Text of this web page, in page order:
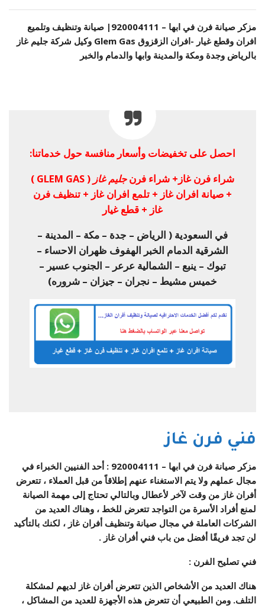
مزكر صيانة فرن في ابها – 920004111 | صيانة وتنظيف وتلميع
افران وقطع غيار -افران الزقزوق Glem Gas وكيل شركة جليم غاز
بالرياض وجدة ومكة والمدينة وابها والدمام والخبر
احصل على تخفيضات وأسعار منافسة حول خدماتنا:
شراء فرن غاز+ شراء فرنجليم غاز
( GLEM GAS )
+ صيانة افران غاز + تلمع افران غاز + تنظيف فرن
غاز + قطع غيار
في السعودية ( الرياض – جدة – مكة – المدينة –
الشرقية الدمام الخبر الهفوف ظهران الاحساء –
تبوك – ينبع – الشمالية عرعر – الجنوب عسير –
خميس مشيط – نجران – جيزان – شروره)
فني فرن غاز
مزكر صيانة فرن في ابها – 920004111 : أحد الفنيين الخبراء في
مجال عملهم ولا يتم الاستغناء عنهم إطلاقاً من قبل العملاء ، تتعرض
أفران غاز من وقت لآخر لأعطال وبالتالي تحتاج إلى مهمة الصيانة
لمنع أفراد الأسرة من التواجد تتعرض للخط ، وهناك العديد من
الشركات العاملة في مجال صيانة وتنظيف أفران غاز ، لكنك بالتأكيد
لن تجد فريقًا أفضل من باب فني أفران غاز .
فني تصليح الفرن :
هناك العديد من الأشخاص الذين تتعرض أفران غاز لديهم لمشكلة
التلف. ومن الطبيعي أن تتعرض هذه الأجهزة للعديد من المشاكل ،